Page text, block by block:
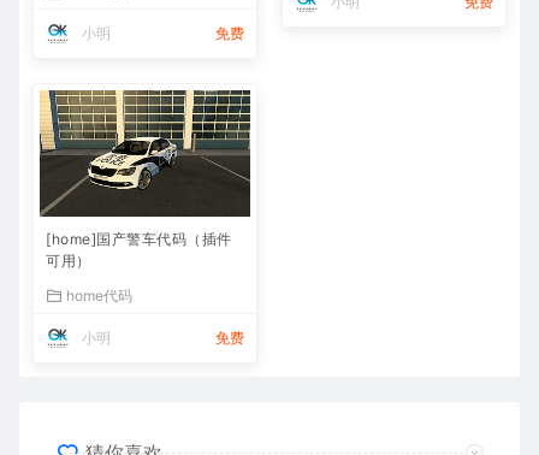
小明 免费
[home]国产警车代码（插件
可用）
home代码
小明 免费